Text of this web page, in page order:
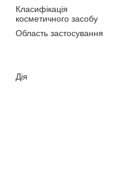
Класифікація
косметичного засобу
Область застосування
Дія